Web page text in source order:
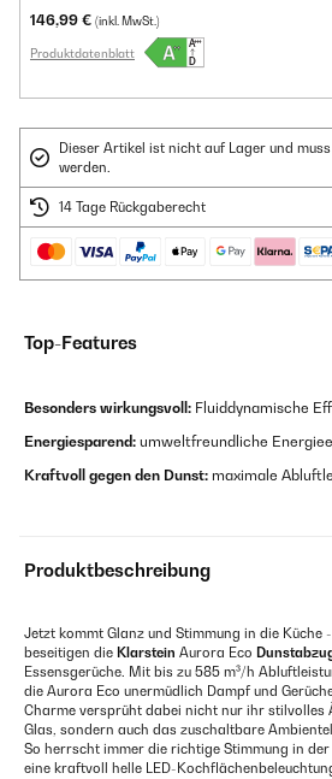
146,99 € (inkl. MwSt.)
Produktdatenblatt
Dieser Artikel ist nicht auf Lager und
werden.
14 Tage Rückgaberecht
Top-Features
Besonders wirkungsvoll: Fluiddynamische
Energiesparend: umweltfreundliche
Kraftvoll gegen den Dunst: maximale
Produktbeschreibung
Jetzt kommt Glanz und Stimmung in die Küche
beseitigen die Klarstein Aurora Eco
Essensgerüche. Mit bis zu 585 m³/h
die Aurora Eco unermüdlich Dampf und
Charme versprüht dabei nicht nur ihr stilvolles
Glas, sondern auch das zuschaltbare
So herrscht immer die richtige Stimmung in der
eine kraftvoll helle LED-